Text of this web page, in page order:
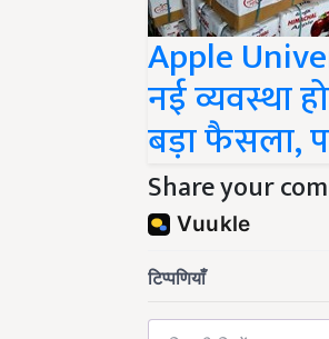
Apple
नई व्यवस्था
बड़ा फैसला,
Share your